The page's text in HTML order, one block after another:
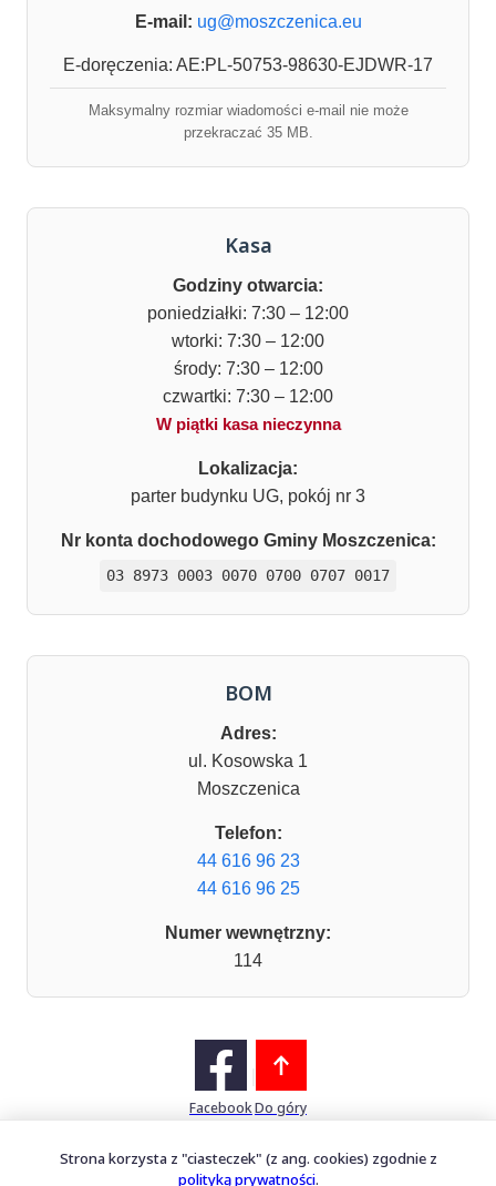
E-mail: ug@moszczenica.eu
E-doręczenia: AE:PL-50753-98630-EJDWR-17
Maksymalny rozmiar wiadomości e-mail nie może
przekraczać 35 MB.
Kasa
Godziny otwarcia:
poniedziałki: 7:30 – 12:00
wtorki: 7:30 – 12:00
środy: 7:30 – 12:00
czwartki: 7:30 – 12:00
W piątki kasa nieczynna
Lokalizacja:
parter budynku UG, pokój nr 3
Nr konta dochodowego Gminy Moszczenica:
03 8973 0003 0070 0700 0707 0017
BOM
Adres:
ul. Kosowska 1
Moszczenica
Telefon:
44 616 96 23
44 616 96 25
Numer wewnętrzny:
114
FacebookDo góry
Strona korzysta z "ciasteczek" (z ang. cookies) zgodnie z
polityką prywatności.